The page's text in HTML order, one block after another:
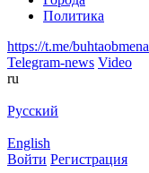
Политика
https://t.me/buhtaobmena
Telegram-news Video
ru
Русский
English
Войти Регистрация